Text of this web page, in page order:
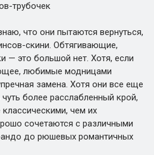
трубочек
что они пытаются вернуться,
скини. Обтягивающие,
— это большой нет. Хотя, если
любимые модницами
замена. Хотя они все еще
более расслабленный крой,
чем их
сочетаются с различными
до рюшевых романтичных